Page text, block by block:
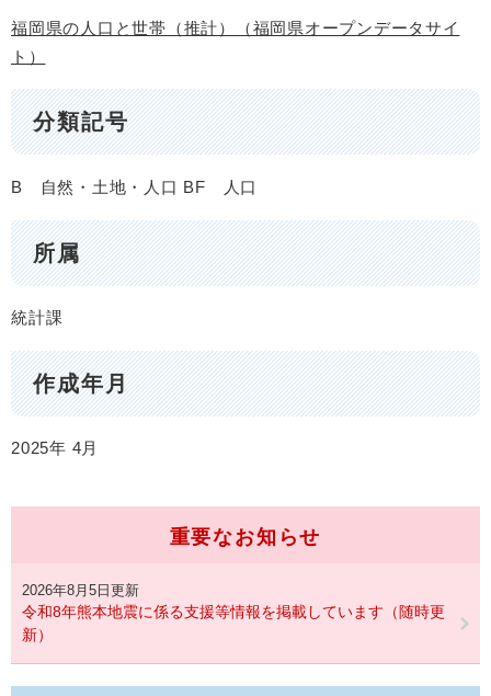
福岡県の人口と世帯（推計）（福岡県オープンデータサイ
ト）
分類記号
B 自然・土地・人口 BF 人口
所属
統計課
作成年月
2025年 4月
重要なお知らせ
2026年8月5日更新
令和8年熊本地震に係る支援等情報を掲載しています（随時更
新）